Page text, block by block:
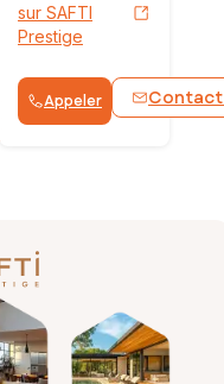
sur SAFTI
Prestige
Appeler